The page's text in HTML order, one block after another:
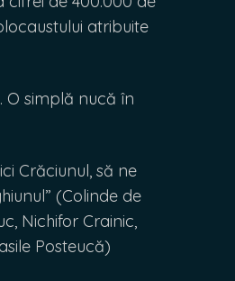
atribuite
O simplă nucă în
Crăciunul, să ne
(Colinde de
Nichifor Crainic,
Posteucă)